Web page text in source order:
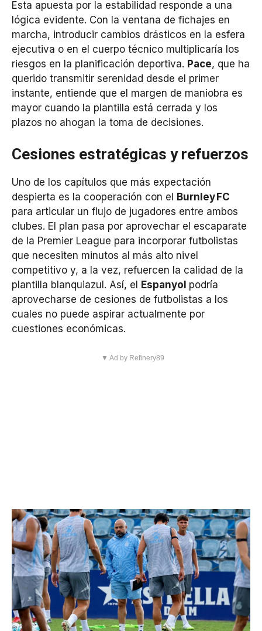
Esta apuesta por la estabilidad responde a una
lógica evidente. Con la ventana de fichajes en
marcha, introducir cambios drásticos en la esfera
ejecutiva o en el cuerpo técnico multiplicaría los
riesgos en la planificación deportiva. Pace, que ha
querido transmitir serenidad desde el primer
instante, entiende que el margen de maniobra es
mayor cuando la plantilla está cerrada y los
plazos no ahogan la toma de decisiones.
Cesiones estratégicas y refuerzos
Uno de los capítulos que más expectación
despierta es la cooperación con el BurnleyFC
para articular un flujo de jugadores entre ambos
clubes. El plan pasa por aprovechar el escaparate
de la Premier League para incorporar futbolistas
que necesiten minutos al más alto nivel
competitivo y, a la vez, refuercen la calidad de la
plantilla blanquiazul. Así, el Espanyol podría
aprovecharse de cesiones de futbolistas a los
cuales no puede aspirar actualmente por
cuestiones económicas.
▼ Ad by Refinery89